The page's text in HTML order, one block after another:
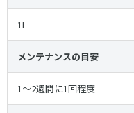
1L
メンテナンスの目安
1～2週間に1回程度